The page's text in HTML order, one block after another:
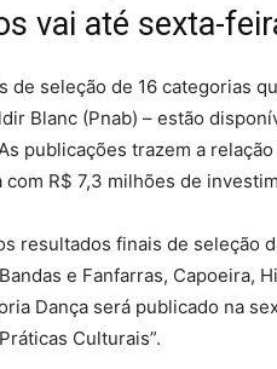
vai até sexta-
de seleção de 16 categorias
Blanc (Pnab) – estão
publicações trazem a
com R$ 7,3 milhões de
resultados finais de seleção
e Fanfarras, Capoeira,
Dança será publicado na
Culturais”.